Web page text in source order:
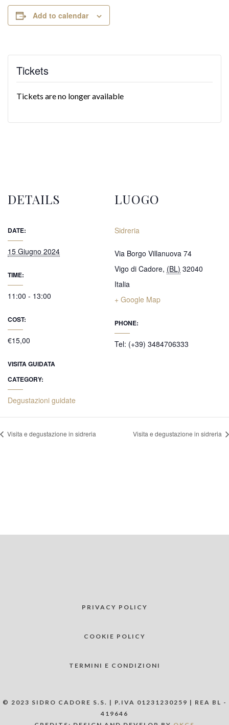
Add to calendar
Tickets
Tickets are no longer available
DETAILS
DATE:
15 Giugno 2024
TIME:
11:00 - 13:00
COST:
€15,00
VISITA GUIDATA
CATEGORY:
Degustazioni guidate
LUOGO
Sidreria
Via Borgo Villanuova 74
Vigo di Cadore, (BL) 32040
Italia
+ Google Map
PHONE:
Tel: (+39) 3484706333
Visita e degustazione in sidreria Visita e degustazione in sidreria
PRIVACY POLICY
COOKIE POLICY
TERMINI E CONDIZIONI
© 2023 SIDRO CADORE S.S. | P.IVA 01231230259 | REA BL -
419646